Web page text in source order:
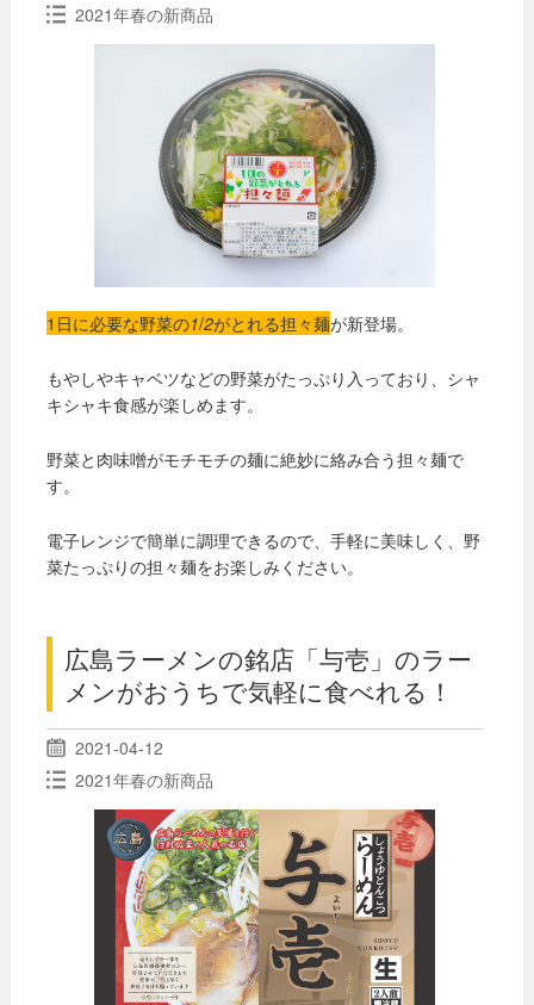
2021年春の新商品
1日に必要な野菜の1/2がとれる担々麺が新登場。
もやしやキャベツなどの野菜がたっぷり入っており、シャ
キシャキ食感が楽しめます。
野菜と肉味噌がモチモチの麺に絶妙に絡み合う担々麺で
す。
電子レンジで簡単に調理できるので、手軽に美味しく、野
菜たっぷりの担々麺をお楽しみください。
広島ラーメンの銘店「与壱」のラー
メンがおうちで気軽に食べれる！
2021-04-12
2021年春の新商品